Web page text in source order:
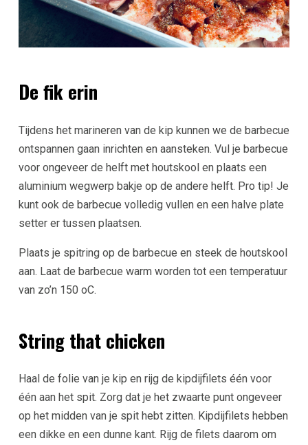
De fik erin
Tijdens het marineren van de kip kunnen we de barbecue
ontspannen gaan inrichten en aansteken. Vul je barbecue
voor ongeveer de helft met houtskool en plaats een
aluminium wegwerp bakje op de andere helft. Pro tip! Je
kunt ook de barbecue volledig vullen en een halve plate
setter er tussen plaatsen.
Plaats je spitring op de barbecue en steek de houtskool
aan. Laat de barbecue warm worden tot een temperatuur
van zo’n 150 oC.
String that chicken
Haal de folie van je kip en rijg de kipdijfilets één voor
één aan het spit. Zorg dat je het zwaarte punt ongeveer
op het midden van je spit hebt zitten. Kipdijfilets hebben
een dikke en een dunne kant. Rijg de filets daarom om